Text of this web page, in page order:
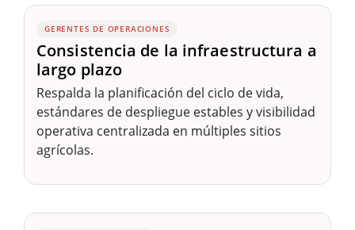
GERENTES DE OPERACIONES
Consistencia de la infraestructura a
largo plazo
Respalda la planificación del ciclo de vida,
estándares de despliegue estables y visibilidad
operativa centralizada en múltiples sitios
agrícolas.